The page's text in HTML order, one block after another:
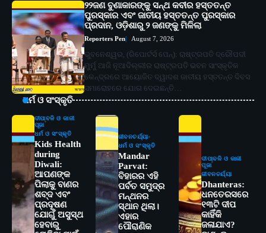
୨୨ଜଣ ବୁଣାକାରଙ୍କୁ ସନ୍ଥ କବୀର ହସ୍ତତନ୍ତ
ପୁରସ୍କାର ଏବଂ ଜାତୀୟ ହସ୍ତତନ୍ତ ପୁରସ୍କାର
ପ୍ରଦାନ, ଓଡ଼ିଶାରୁ ୨ ଜଣଙ୍କୁ ମିଳିଲା
Reporters Pen August 7, 2026
ଭୁବନେଶ୍ୱର, (ରିପୋର୍ଟର୍ସ ପେନ୍‌): ରାଷ୍ଟ୍ରପତି ଦ୍ରୌପଦୀ
ମୁର୍ମୁ ଆଜି ନୂଆଦିଲ୍ଲୀର ରାଷ୍ଟ୍ରପତି ଭବନ ସାଂସ୍କୃତିକ
କେନ୍ଦ୍ରରେ ଆୟୋଜିତ ଦ୍ୱାଦଶ ଜାତୀୟ ହସ୍ତତନ୍ତ ଦିବସ
ସମାରୋହରେ ଯୋଗ ଦେଇଛନ୍ତି…
ଧର୍ମ ଓ ସଂସ୍କୃତି
ଦୀପାବଳି ଓ କାଳୀ
ପୂଜା
ଧର୍ମ ଓ ସଂସ୍କୃତି
Kids Health
during
Diwali:
ଆପଣଙ୍କ
ପିଲାକୁ ବାଣର
ଶବ୍ଦ ଏବଂ
ପ୍ରଦୂଷଣ
ଯୋଗୁଁ ଅସୁସ୍ଥ
ହେବାରୁ
ଜୀବନଚର୍ଯ୍ୟା
ଧର୍ମ ଓ ସଂସ୍କୃତି
Mandar
Parvat:
ବିହାରର ଏହି
ପର୍ବତ ସମୁଦ୍ର
ମନ୍ଥନର
ସ୍ଥାନ ଥିଲା।
ଏହାର
ପୌରାଣିକ
ଦୀପାବଳି ଓ କାଳୀ
ପୂଜା
ଜୀବନଚର୍ଯ୍ୟା
Dhanteras:
ଧନତେରସରେ
୧୩ଟି ଦୀପ
କାହିଁକି
ଜଳାଯାଏ?